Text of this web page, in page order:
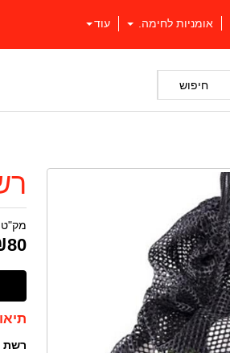
אומניות לחימה. עוד
חיפוש
80
רשת